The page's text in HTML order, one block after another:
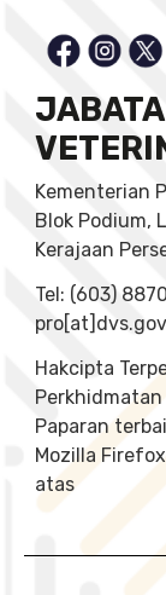
Kementerian
Blok Podium,
Kerajaan
Tel: (603)
Hakcipta
Perkhidmatan
Paparan
Mozilla
atas